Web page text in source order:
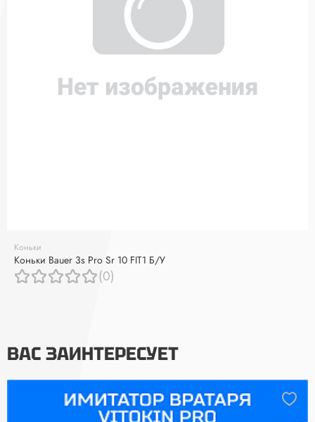
Коньки
Коньки Bauer 3s Pro Sr 10 FIT1 Б/У
(0)
ВАС ЗАИНТЕРЕСУЕТ